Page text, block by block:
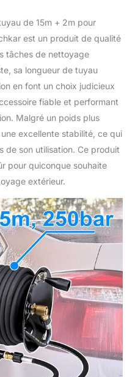
de 15m + 2m pour
est un produit de qualité
tâches de nettoyage
sa longueur de tuyau
en font un choix judicieux
fiable et performant
Malgré un poids plus
excellente stabilité, ce qui
de son utilisation. Ce produit
pour quiconque souhaite
extérieur.